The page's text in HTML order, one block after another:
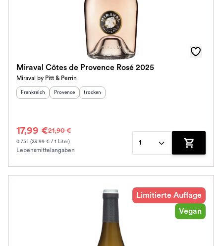
Miraval Côtes de Provence Rosé 2025
Miraval by Pitt & Perrin
Herkunftsland
Frankreich Herkunftsregion:
Provence Geschmack
trocken
17,99 €21,90 €
0.75 l (23.99 € / 1 Liter)
Lebensmittelangaben
1
Zum
Limitierte Auflage
Vegan